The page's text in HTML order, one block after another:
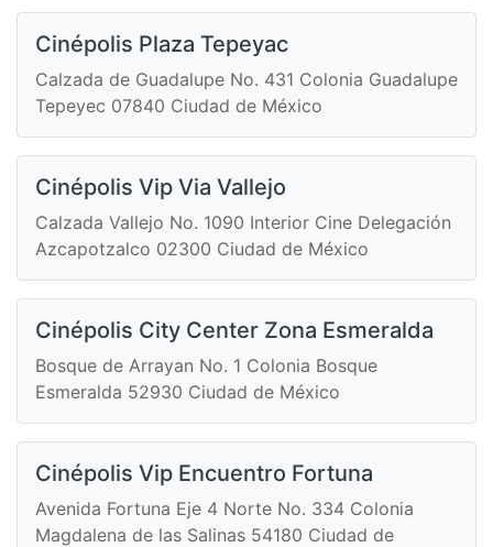
Cinépolis Plaza Tepeyac
Calzada de Guadalupe No. 431 Colonia Guadalupe
Tepeyec 07840 Ciudad de México
Cinépolis Vip Via Vallejo
Calzada Vallejo No. 1090 Interior Cine Delegación
Azcapotzalco 02300 Ciudad de México
Cinépolis City Center Zona Esmeralda
Bosque de Arrayan No. 1 Colonia Bosque
Esmeralda 52930 Ciudad de México
Cinépolis Vip Encuentro Fortuna
Avenida Fortuna Eje 4 Norte No. 334 Colonia
Magdalena de las Salinas 54180 Ciudad de